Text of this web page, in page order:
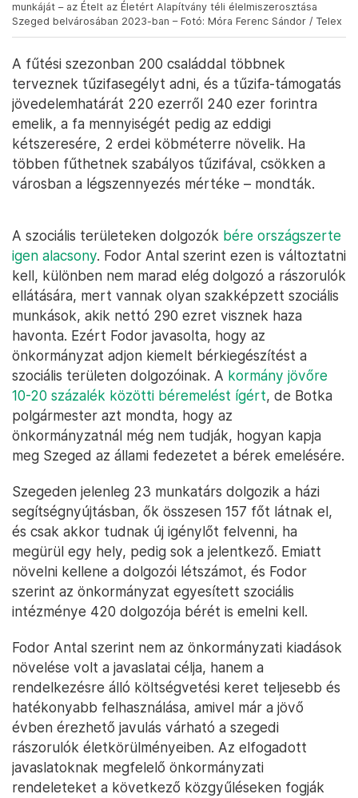
munkáját – az Ételt az Életért Alapítvány téli élelmiszerosztása
Szeged belvárosában 2023-ban – Fotó: Móra Ferenc Sándor / Telex
A fűtési szezonban 200 családdal többnek
terveznek tűzifasegélyt adni, és a tűzifa-támogatás
jövedelemhatárát 220 ezerről 240 ezer forintra
emelik, a fa mennyiségét pedig az eddigi
kétszeresére, 2 erdei köbméterre növelik. Ha
többen fűthetnek szabályos tűzifával, csökken a
városban a légszennyezés mértéke – mondták.
A szociális területeken dolgozók bére országszerte
igen alacsony. Fodor Antal szerint ezen is változtatni
kell, különben nem marad elég dolgozó a rászorulók
ellátására, mert vannak olyan szakképzett szociális
munkások, akik nettó 290 ezret visznek haza
havonta. Ezért Fodor javasolta, hogy az
önkormányzat adjon kiemelt bérkiegészítést a
szociális területen dolgozóinak. A kormány jövőre
10-20 százalék közötti béremelést ígért, de Botka
polgármester azt mondta, hogy az
önkormányzatnál még nem tudják, hogyan kapja
meg Szeged az állami fedezetet a bérek emelésére.
Szegeden jelenleg 23 munkatárs dolgozik a házi
segítségnyújtásban, ők összesen 157 főt látnak el,
és csak akkor tudnak új igénylőt felvenni, ha
megürül egy hely, pedig sok a jelentkező. Emiatt
növelni kellene a dolgozói létszámot, és Fodor
szerint az önkormányzat egyesített szociális
intézménye 420 dolgozója bérét is emelni kell.
Fodor Antal szerint nem az önkormányzati kiadások
növelése volt a javaslatai célja, hanem a
rendelkezésre álló költségvetési keret teljesebb és
hatékonyabb felhasználása, amivel már a jövő
évben érezhető javulás várható a szegedi
rászorulók életkörülményeiben. Az elfogadott
javaslatoknak megfelelő önkormányzati
rendeleteket a következő közgyűléseken fogják